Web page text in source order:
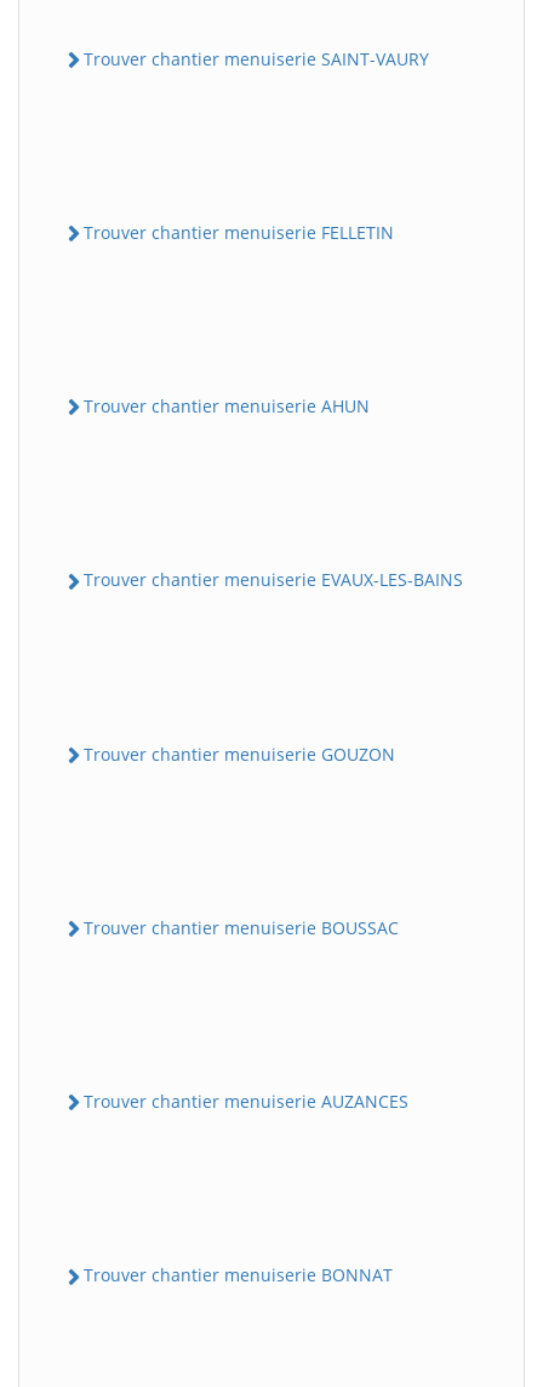
Trouver chantier menuiserie SAINT-VAURY
Trouver chantier menuiserie FELLETIN
Trouver chantier menuiserie AHUN
Trouver chantier menuiserie EVAUX-LES-BAINS
Trouver chantier menuiserie GOUZON
Trouver chantier menuiserie BOUSSAC
Trouver chantier menuiserie AUZANCES
Trouver chantier menuiserie BONNAT